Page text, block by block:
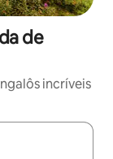
de
incríveis
explore-os